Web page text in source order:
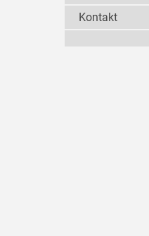
Kontakt